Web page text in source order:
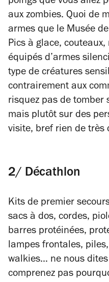
aux zombies. Quoi de
armes que le Musée
Pics à glace,
équipés d’armes
type de créatures
contrairement aux
risquez pas de tomber
mais plutôt sur des
visite, bref rien de très
2/ Décathlon
Kits de premier
sacs à dos, cordes,
barres protéinées,
lampes frontales,
walkies… ne nous
comprenez pas